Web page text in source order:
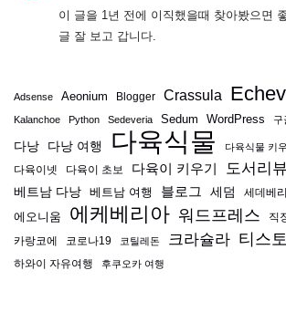
이 글을 1년 전에 이직했을때 찾아봤으면
글 잘 보고 갑니다.
Adsense Aeonium Blogger Crassula
Kalanchoe Python Sedeveria Sedum WordPress 구
다낭 다낭 여행 다육식물 다육식물 키
다육이넷 다육이 초보 다육이 키우기 도서리뷰
베트남 다낭 베트남 여행 블로그 세덤 세데베
에오니움 에케베리아 워드프레스 직
카랑코에 코로나19 코틸레돈 크라슐라 티스
하와이 자유여행 후쿠오카 여행